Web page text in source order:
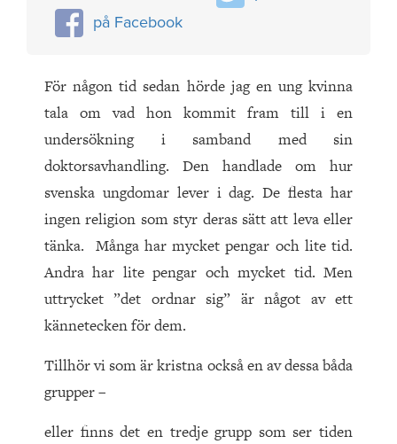
på Facebook
För någon tid sedan hörde jag en ung kvinna
tala om vad hon kommit fram till i en
undersökning i samband med sin
doktorsavhandling. Den handlade om hur
svenska ungdomar lever i dag. De flesta har
ingen religion som styr deras sätt att leva eller
tänka. Många har mycket pengar och lite tid.
Andra har lite pengar och mycket tid. Men
uttrycket ”det ordnar sig” är något av ett
kännetecken för dem.
Tillhör vi som är kristna också en av dessa båda
grupper –
eller finns det en tredje grupp som ser tiden